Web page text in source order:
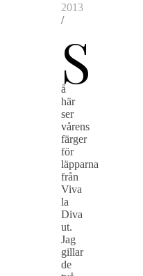
2013
/
S
å
här
ser
vårens
färger
för
läpparna
från
Viva
la
Diva
ut.
Jag
gillar
de